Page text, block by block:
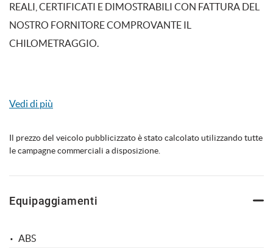
REALI, CERTIFICATI E DIMOSTRABILI CON FATTURA DEL
NOSTRO FORNITORE COMPROVANTE IL
CHILOMETRAGGIO.
6D - ISC - FCM
E' DOTATA DEI SEGUENTI OPTIONAL:
TELECAMERA POSTERIORE
Vedi di più
Il prezzo del veicolo pubblicizzato è stato calcolato utilizzando tutte
le campagne commerciali a disposizione.
Equipaggiamenti
ABS
Cookie necessari
Cookie per il miglioramento dell'esperienza utente
Cookie analitici
cookie
policy